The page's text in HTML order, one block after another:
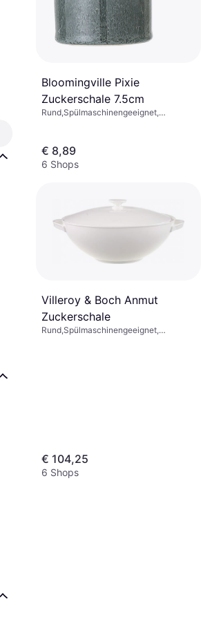
Bloomingville Pixie
Zuckerschale 7.5cm
Rund,Spülmaschinengeeignet,
€ 8,89
6 Shops
Villeroy & Boch Anmut
Zuckerschale
Rund,Spülmaschinengeeignet,
€ 104,25
6 Shops